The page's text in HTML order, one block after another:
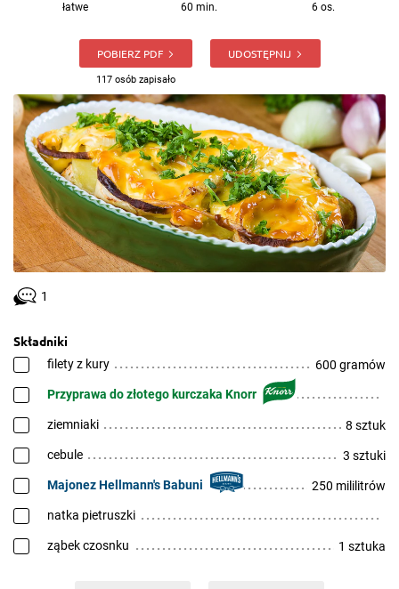
łatwe 60 min. 6 os.
POBIERZ PDF
117 osób zapisało
UDOSTĘPNIJ
1
Składniki
filety z kury 600 gramów
Przyprawa do złotego kurczaka Knorr
ziemniaki 8 sztuk
cebule 3 sztuki
Majonez Hellmann's Babuni 250 mililitrów
natka pietruszki
ząbek czosnku 1 sztuka